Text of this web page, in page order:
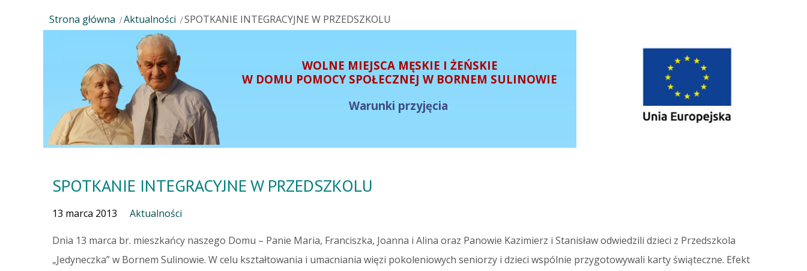
Strona główna Aktualności SPOTKANIE INTEGRACYJNE W PRZEDSZKOLU
WOLNE MIEJSCA MĘSKIE I ŻEŃSKIE
W DOMU POMOCY SPOŁECZNEJ W BORNEM SULINOWIE
Warunki przyjęcia
SPOTKANIE INTEGRACYJNE W PRZEDSZKOLU
13 marca 2013 Aktualności
Dnia 13 marca br. mieszkańcy naszego Domu – Panie Maria, Franciszka, Joanna i Alina oraz Panowie Kazimierz i Stanisław odwiedzili dzieci z Przedszkola
„Jedyneczka” w Bornem Sulinowie. W celu kształtowania i umacniania więzi pokoleniowych seniorzy i dzieci wspólnie przygotowywali karty świąteczne. Efekt